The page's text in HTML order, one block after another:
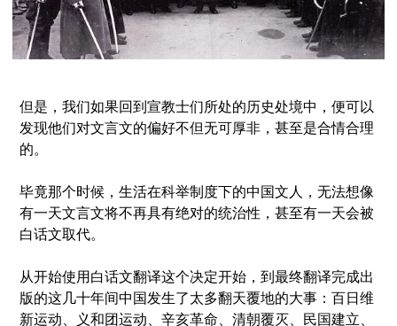
但是，我们如果回到宣教士们所处的历史处境中，便可以
发现他们对文言文的偏好不但无可厚非，甚至是合情合理
的。
毕竟那个时候，生活在科举制度下的中国文人，无法想像
有一天文言文将不再具有绝对的统治性，甚至有一天会被
白话文取代。
从开始使用白话文翻译这个决定开始，到最终翻译完成出
版的这几十年间中国发生了太多翻天覆地的大事： 百日维
新运动、义和团运动、辛亥革命、清朝覆灭、民国建立、